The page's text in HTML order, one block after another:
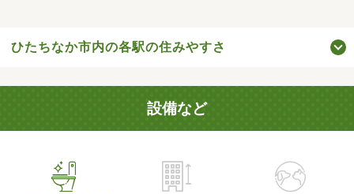
ひたちなか市内の各駅の住みやすさ
設備など